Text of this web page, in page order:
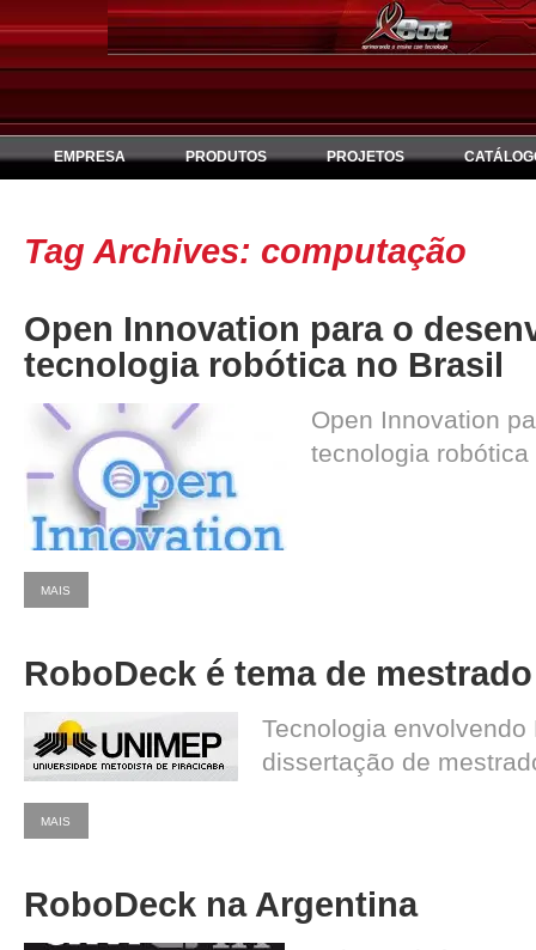
EMPRESA PRODUTOS PROJETOS
Tag Archives: computação
Open Innovation para o
tecnologia robótica no Brasil
Open Innovation
tecnologia
MAIS
RoboDeck é tema de mestrado
Tecnologia
dissertação de
MAIS
RoboDeck na Argentina